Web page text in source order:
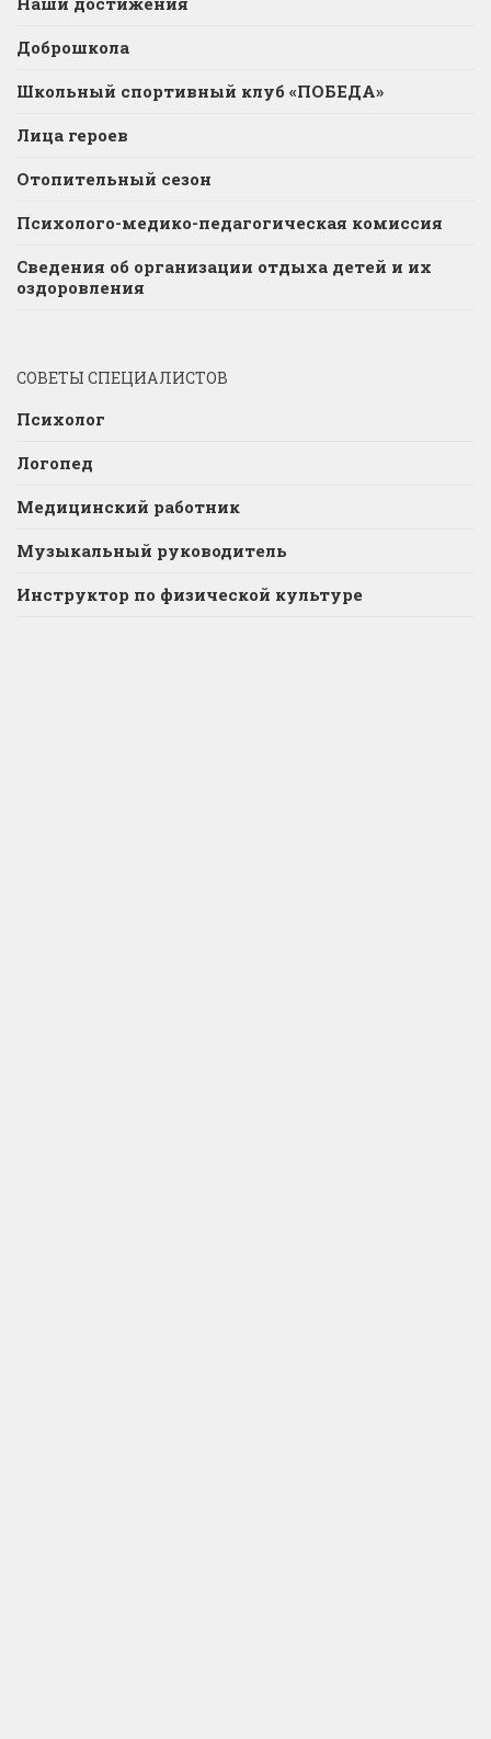
Доброшкола
Школьный спортивный клуб «ПОБЕДА»
Лица героев
Отопительный сезон
Психолого-медико-педагогическая комиссия
Сведения об организации отдыха детей и их
оздоровления
СОВЕТЫ СПЕЦИАЛИСТОВ
Психолог
Логопед
Медицинский работник
Музыкальный руководитель
Инструктор по физической культуре